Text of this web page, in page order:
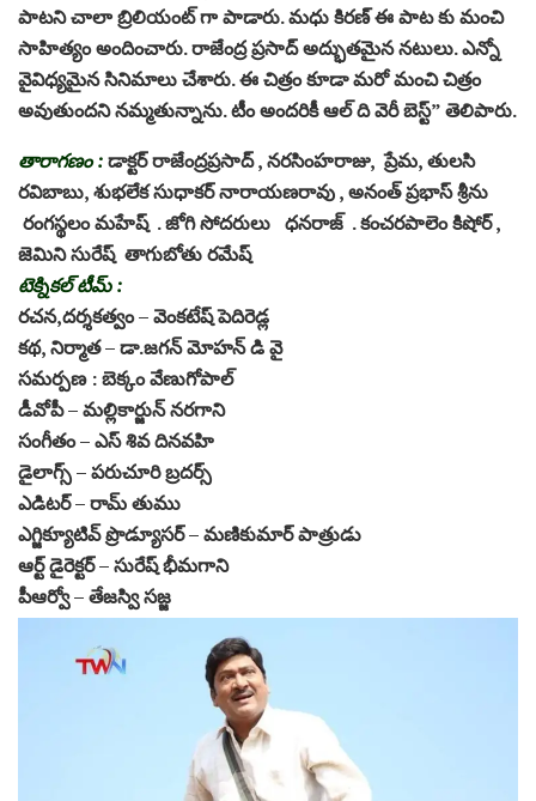
పాటని చాలా బ్రిలియంట్ గా పాడారు. మధు కిరణ్ ఈ పాట కు మంచి
సాహిత్యం అందించారు. రాజేంద్ర ప్రసాద్ అద్భుతమైన నటులు. ఎన్నో
వైవిధ్యమైన సినిమాలు చేశారు. ఈ చిత్రం కూడా మరో మంచి చిత్రం
అవుతుందని నమ్మతున్నాను. టీం అందరికీ ఆల్ ది వెరీ బెస్ట్” తెలిపారు.
తారాగణం :డాక్టర్ రాజేంద్రప్రసాద్ , నరసింహరాజు, ప్రేమ, తులసి
రవిబాబు, శుభలేక సుధాకర్ నారాయణరావు , అనంత్ ప్రభాస్ శ్రీను
రంగస్థలం మహేష్ . జోగి సోదరులు ధనరాజ్ . కంచరపాలెం కిషోర్ ,
జెమిని సురేష్ తాగుబోతు రమేష్
టెక్నికల్ టీమ్ :
రచన,దర్శకత్వం – వెంకటేష్ పెదిరెడ్ల
కథ, నిర్మాత – డా.జగన్ మోహన్ డి వై
సమర్పణ : బెక్కం వేణుగోపాల్
డీవోపీ – మల్లికార్జున్ నరగాని
సంగీతం – ఎస్ శివ దినవహి
డైలాగ్స్ – పరుచూరి బ్రదర్స్
ఎడిటర్ – రామ్ తుము
ఎగ్జిక్యూటివ్ ప్రొడ్యూసర్ – మణికుమార్ పాత్రుడు
ఆర్ట్ డైరెక్టర్ – సురేష్ భీమగాని
పీఆర్వో – తేజస్వి సజ్జ